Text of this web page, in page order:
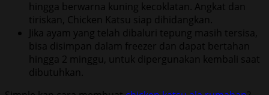
hingga berwarna kuning kecoklatan. Angkat dan
tiriskan, Chicken Katsu siap dihidangkan.
Jika ayam yang telah dibaluri tepung masih tersisa,
bisa disimpan dalam freezer dan dapat bertahan
hingga 2 minggu, untuk dipergunakan kembali saat
dibutuhkan.